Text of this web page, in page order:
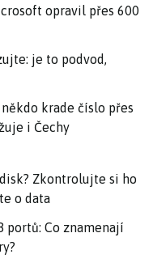
opravil přes 600
je to podvod,
krade číslo přes
i Čechy
Zkontrolujte si ho
o data
portů: Co znamenají